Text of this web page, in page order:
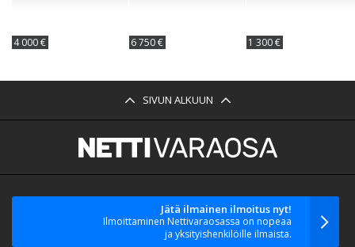
4 000 € 6 750 € 1 300 €
SIVUN ALKUUN
Jätä ilmainen ilmoitus nyt!
Ilmoittaminen Nettivaraosassa on nopeaa
ja yksityishenkilöille ilmaista.